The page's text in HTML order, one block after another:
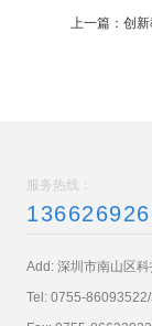
上一篇： 创
服务热线：
Add: 深圳市南山区
Tel: 0755-